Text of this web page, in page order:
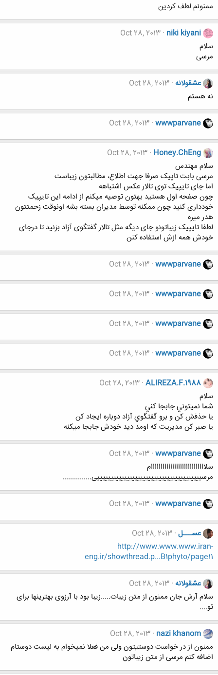
ممنونم لطف کردین
niki kiyani
Oct 28, 2013
سلام
مرسی
عشقولانه Oct 28, 2013
نه هستم
wwwparvane
Oct 28, 2013
Honey.ChEng
Oct 28, 2013
سلام مهندس
مرسی بابت تاپیک صرفا جهت اطلاع، مطالبتون زیباست
اما جای تایپیک توی تالار عکس اشتباهه
چون صفحه اول هستید بهتون توصیه میکنم از ادامه این تایپیک
خودداری کنید چون ممکنه توسط مدیران بسته بشه اونوقت زحمتتون
هدر میره
لطفا تایپیک زیباتونو جای دیگه مثل تالار گفتگوی آزاد بزنید تا درجای
خودش همه ازش استفاده کنن
wwwparvane
Oct 28, 2013
wwwparvane
Oct 28, 2013
wwwparvane
Oct 28, 2013
wwwparvane
Oct 28, 2013
ALIREZA.F.1988
Oct 28, 2013
سلام
شما نميتوني جابجا كني
يا حذفش كن و برو گفتگوي آزاد دوباره ايجاد كن
يا صبر كن مديريت كه اومد ديد خودش جابجا ميكنه
wwwparvane
Oct 28, 2013
سلاااااااااااااااااااااااااااام
مرسیییییییییییییییییییییییییییییییییییییییی...............
wwwparvane
Oct 28, 2013
عســـل Oct 28, 2013
http://www.www.www.iran-
eng.ir/showthread.p...B1phyto/page11
عشقولانه Oct 28, 2013
سلام آرش جان ممنون از متن زیبات.....زیبا بود با آرزوی بهترینها برای
تو....
nazi khanom
Oct 28, 2013
ممنون از در خواست دوستیتون ولی من فعلا نمیخوام به لیست دوستام
اضافه کنم مرسی از متن زیباتون